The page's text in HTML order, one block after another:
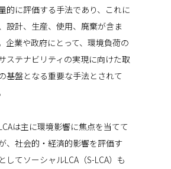
的に評価する手法であり、これに
設計、生産、使用、廃棄が含ま
企業や政府にとって、環境負荷の
ステナビリティの実現に向けた取
基盤となる重要な手法とされて
は主に環境影響に焦点を当てて
、社会的・経済的影響を評価す
してソーシャルLCA（S-LCA）も